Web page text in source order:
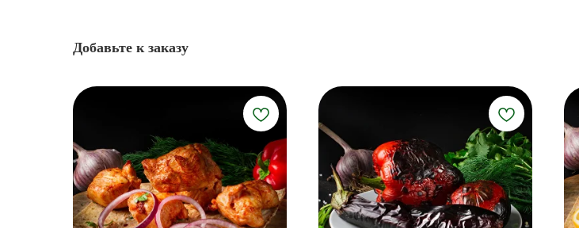
Добавьте к заказу